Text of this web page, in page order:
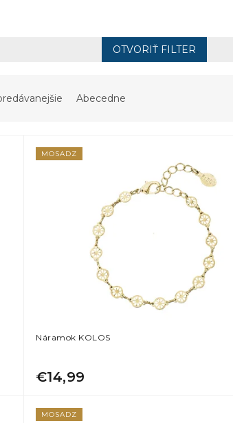
OTVORIŤ FILTER
Abecedne
MOSADZ
Náramok KOLOS
€14,99
MOSADZ